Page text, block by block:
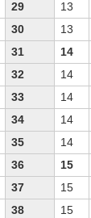
29 13
30 13
31 14
32 14
33 14
34 14
35 14
36 15
37 15
38 15